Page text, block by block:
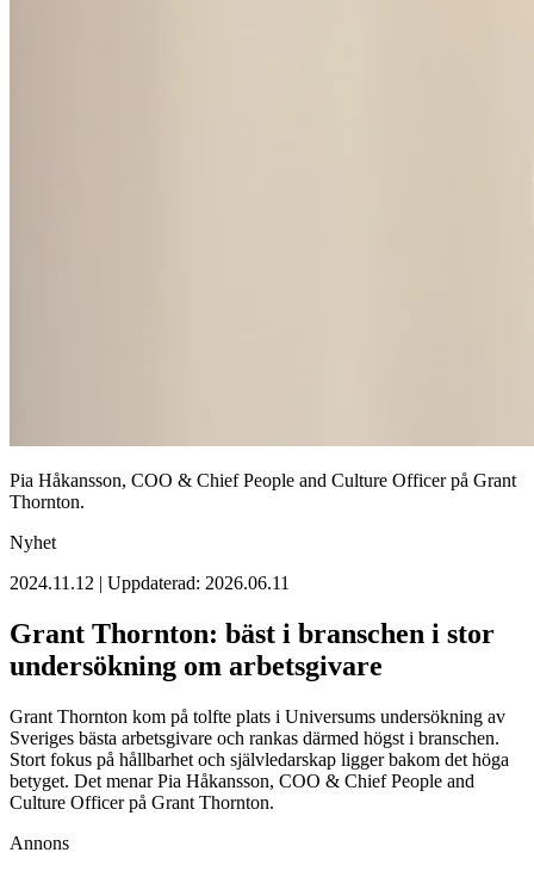
Pia Håkansson, COO & Chief People and Culture Officer på Grant
Thornton.
Nyhet
2024.11.12 | Uppdaterad: 2026.06.11
Grant Thornton: bäst i branschen i stor
undersökning om arbetsgivare
Grant Thornton kom på tolfte plats i Universums undersökning av
Sveriges bästa arbetsgivare och rankas därmed högst i branschen.
Stort fokus på hållbarhet och självledarskap ligger bakom det höga
betyget. Det menar Pia Håkansson, COO & Chief People and
Culture Officer på Grant Thornton.
Annons